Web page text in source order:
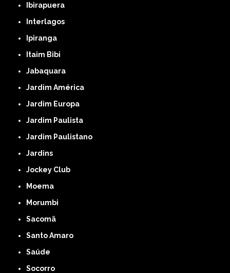
Ibirapuera
Interlagos
Ipiranga
Itaim Bibi
Jabaquara
Jardim América
Jardim Europa
Jardim Paulista
Jardim Paulistano
Jardins
Jockey Club
Moema
Morumbi
Sacomã
Santo Amaro
Saúde
Socorro